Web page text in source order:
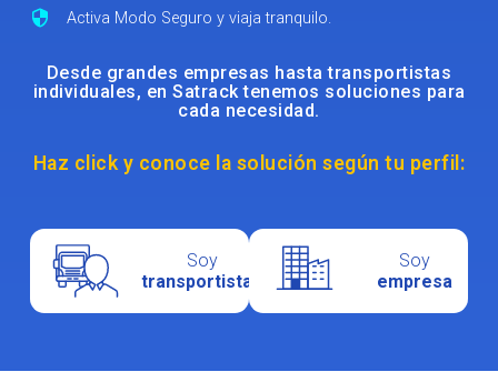
Activa Modo Seguro y viaja tranquilo.
Desde grandes empresas hasta transportistas
individuales, en Satrack tenemos soluciones para
cada necesidad.
Haz click y conoce la solución según tu perfil:
Soy
transportistas
Soy
empresa